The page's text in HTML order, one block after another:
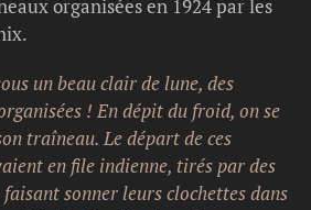
organisées en 1924 par les
un beau clair de lune, des
! En dépit du froid, on se
traîneau. Le départ de ces
en file indienne, tirés par des
faisant sonner leurs clochettes dans